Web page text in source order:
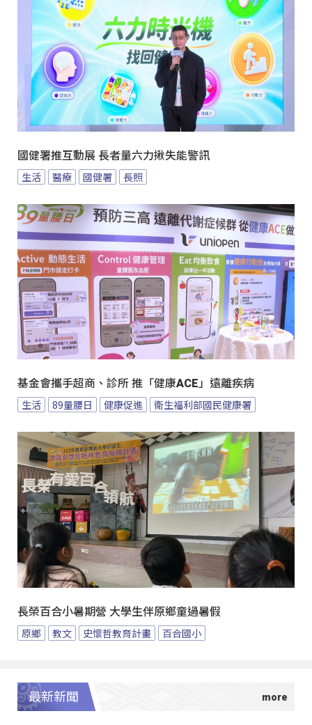
國健署推互動展 長者量六力揪失能警訊
生活 醫療 國健署 長照
基金會攜手超商、診所 推「健康ACE」遠離疾病
生活 89量腰日 健康促進 衛生福利部國民健康署
長榮百合小暑期營 大學生伴原鄉童過暑假
原鄉 教文 史懷哲教育計畫 百合國小
最新新聞